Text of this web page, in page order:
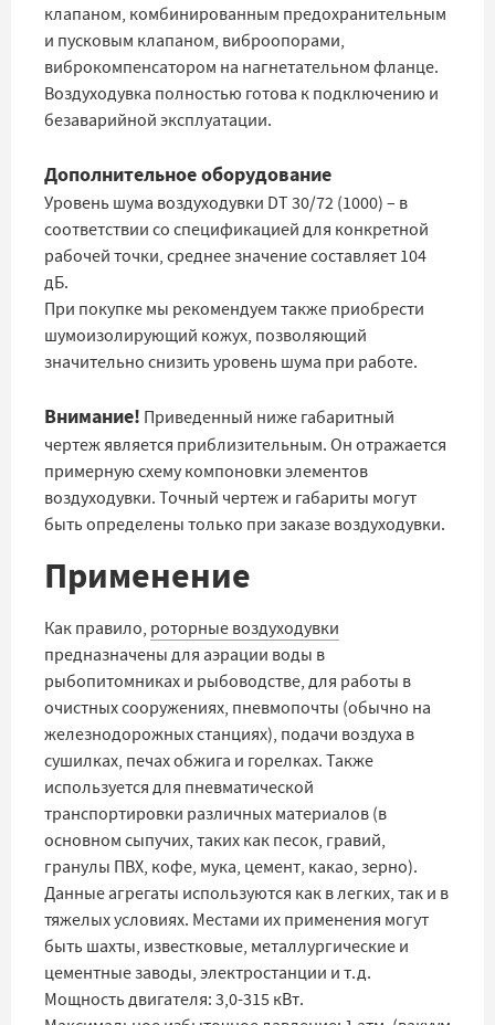
клапаном, комбинированным предохранительным
и пусковым клапаном, виброопорами,
виброкомпенсатором на нагнетательном фланце.
Воздуходувка полностью готова к подключению и
безаварийной эксплуатации.
Дополнительное оборудование
Уровень шума воздуходувки DT 30/72 (1000) – в
соответствии со спецификацией для конкретной
рабочей точки, среднее значение составляет 104
дБ.
При покупке мы рекомендуем также приобрести
шумоизолирующий кожух, позволяющий
значительно снизить уровень шума при работе.
Внимание! Приведенный ниже габаритный
чертеж является приблизительным. Он отражается
примерную схему компоновки элементов
воздуходувки. Точный чертеж и габариты могут
быть определены только при заказе воздуходувки.
Применение
Как правило, роторные воздуходувки
предназначены для аэрации воды в
рыбопитомниках и рыбоводстве, для работы в
очистных сооружениях, пневмопочты (обычно на
железнодорожных станциях), подачи воздуха в
сушилках, печах обжига и горелках. Также
используется для пневматической
транспортировки различных материалов (в
основном сыпучих, таких как песок, гравий,
гранулы ПВХ, кофе, мука, цемент, какао, зерно).
Данные агрегаты используются как в легких, так и в
тяжелых условиях. Местами их применения могут
быть шахты, известковые, металлургические и
цементные заводы, электростанции и т.д.
Мощность двигателя: 3,0-315 кВт.